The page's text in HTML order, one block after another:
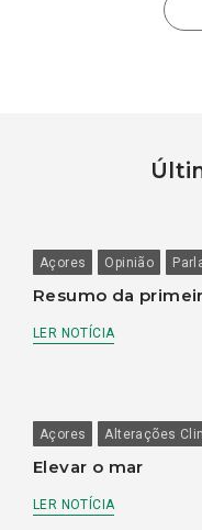
Açores Opinião
Resumo da
LER NOTÍCIA
Açores Alterações
Elevar o mar
LER NOTÍCIA